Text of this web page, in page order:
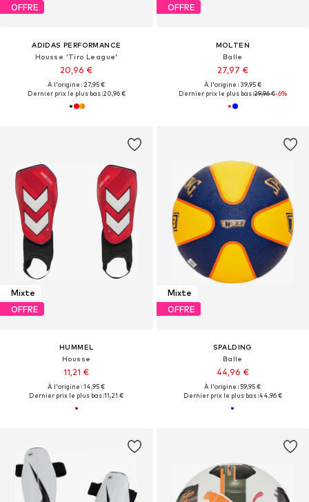
OFFRE
ADIDAS PERFORMANCE
Housse 'Tiro League'
20,96 €
À l'origine : 27,95 €
Dernier prix le plus bas :20,96 €
OFFRE
MOLTEN
Balle
27,97 €
À l'origine : 39,95 €
Dernier prix le plus bas :29,96 €-6%
Mixte
OFFRE
HUMMEL
Housse
11,21 €
À l'origine : 14,95 €
Dernier prix le plus bas :11,21 €
Mixte
OFFRE
SPALDING
Balle
44,96 €
À l'origine : 59,95 €
Dernier prix le plus bas :44,96 €